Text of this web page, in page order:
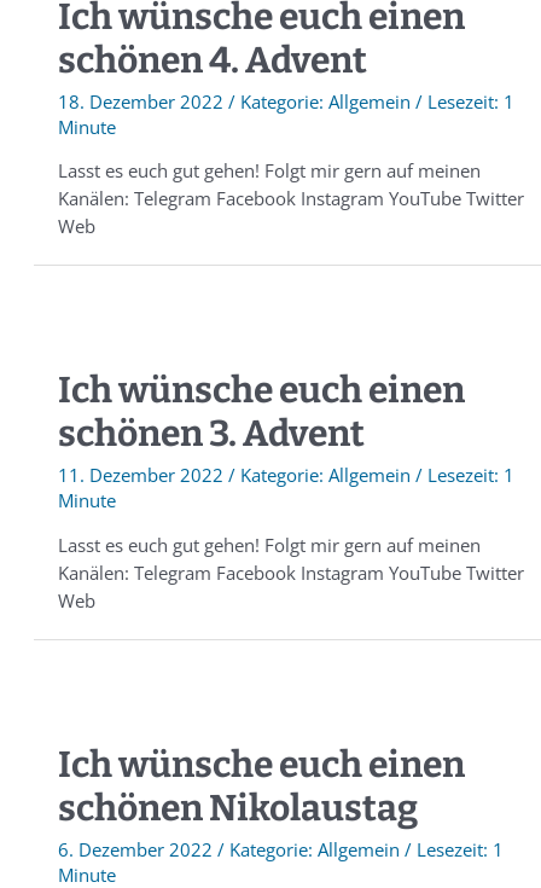
Ich wünsche euch einen
schönen 4. Advent
18. Dezember 2022 / Allgemein /
1
Minute
Lasst es euch gut gehen! Folgt mir gern auf meinen
Kanälen: Telegram Facebook Instagram YouTube Twitter
Web
Ich wünsche euch einen
schönen 3. Advent
11. Dezember 2022 / Allgemein /
1
Minute
Lasst es euch gut gehen! Folgt mir gern auf meinen
Kanälen: Telegram Facebook Instagram YouTube Twitter
Web
Ich wünsche euch einen
schönen Nikolaustag
6. Dezember 2022 / Allgemein /
1
Minute